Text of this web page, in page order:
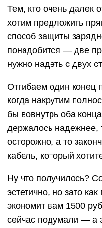
Тем, кто очень далек
хотим предложить
способ защиты
понадобится — две
нужно надеть с двух
Отгибаем один конец
когда накрутим
бы вовнутрь оба
держалось надежнее,
осторожно, а то
кабель, который
Ну что получилось?
эстетично, но зато
экономит вам 1500
сейчас подумали — а